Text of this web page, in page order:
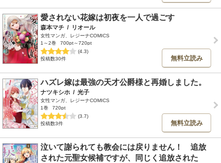
愛されない花嫁は初夜を一人で過ごす
森本マチ / リオール
女性マンガ、レジーナCOMICS
1～2巻
700pt～720pt
(4.3)
投稿数30件
無料立読み
ハズレ嫁は最強の天才公爵様と再婚しました。
ナツキシホ / 光子
女性マンガ、レジーナCOMICS
1巻
720pt
(3.7)
投稿数3件
無料立読み
泣いて謝られても教会には戻りません！ 追放
された元聖女候補ですが、同じく追放された